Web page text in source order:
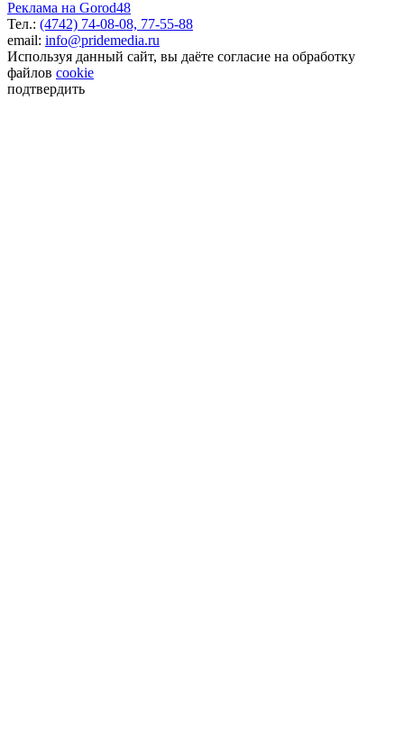
Реклама на Gorod48
Тел.: (4742) 74-08-08, 77-55-88
email: info@pridemedia.ru
Используя данный сайт, вы даёте согласие на обработку
файлов cookie
подтвердить